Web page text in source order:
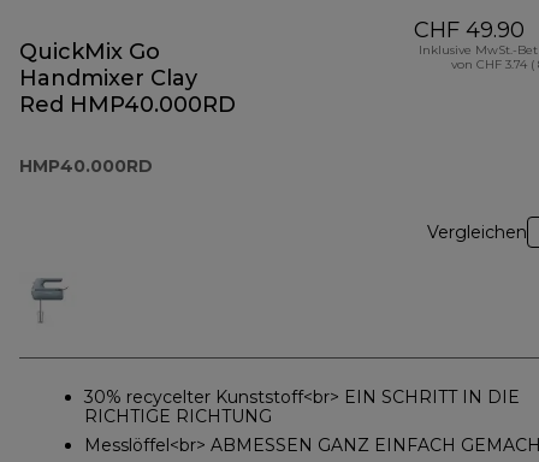
QuickMix Go
Handmixer Clay
Red HMP40.000RD
HMP40.000RD
CHF 49.90
Inklusive MwSt.-
von CHF 3.74 (
Vergleichen
30% recycelter Kunststoff<br> EIN SCHRITT IN DIE
RICHTIGE RICHTUNG
Messlöffel<br> ABMESSEN GANZ EINFACH